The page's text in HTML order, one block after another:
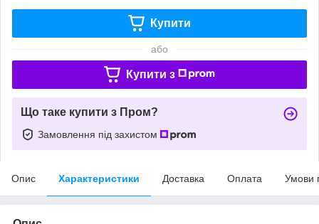
Купити
або
Купити з
Що таке купити з Пром?
Замовлення під захистом
Опис Характеристики Доставка Оплата Умови